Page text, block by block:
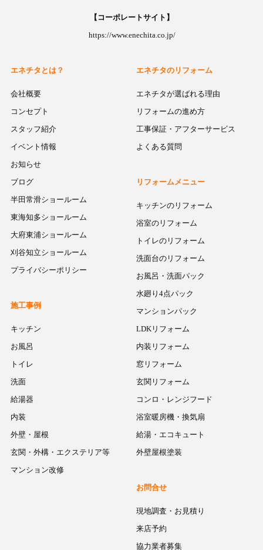
【コーポレートサイト】
https://www.enechita.co.jp/
エネチタとは？
会社概要
コンセプト
スタッフ紹介
イベント情報
お知らせ
ブログ
半田常滑ショールーム
東海知多ショールーム
大府東浦ショールーム
刈谷知立ショールーム
プライバシーポリシー
エネチタのリフォーム
エネチタが選ばれる理由
リフォームの進め方
工事保証・アフターサービス
よくある質問
リフォームメニュー
キッチンのリフォーム
浴室のリフォーム
トイレのリフォーム
洗面台のリフォーム
お風呂・洗面パック
水廻り4点パック
マンションパック
LDKリフォーム
内装リフォーム
窓リフォーム
玄関リフォーム
コンロ・レンジフード
浴室暖房機・換気扇
給湯・エコキュート
外壁屋根塗装
施工事例
キッチン
お風呂
トイレ
洗面
給湯器
内装
外壁・屋根
玄関・外構・エクステリア等
マンション改修
お問合せ
現地調査・お見積り
来店予約
協力業者募集